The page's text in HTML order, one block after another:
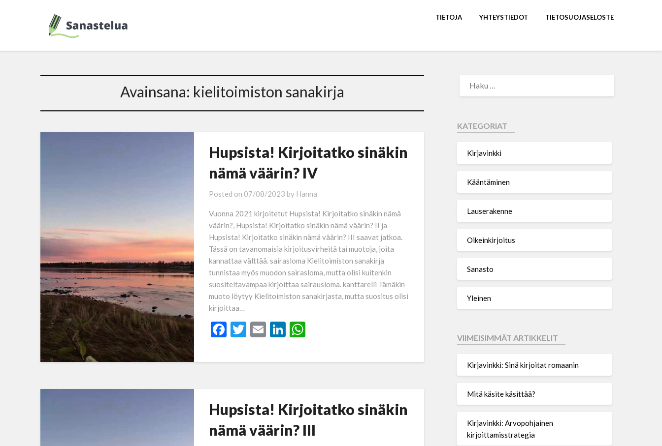
TIETOJA YHTEYSTIEDOT TIETOSUOJASELOSTE
Avainsana: kielitoimiston sanakirja
Hupsista! Kirjoitatko sinäkin
nämä väärin? IV
Posted on 07/08/2023 by Hanna
Vuonna 2021 kirjoitetut Hupsista! Kirjoitatko sinäkin nämä
väärin?, Hupsista! Kirjoitatko sinäkin nämä väärin? II ja
Hupsista! Kirjoitatko sinäkin nämä väärin? III saavat jatkoa.
Tässä on tavanomaisia kirjoitusvirheitä tai muotoja, joita
kannattaa välttää. sairasloma Kielitoimiston sanakirja
tunnistaa myös muodon sairasloma, mutta olisi kuitenkin
suositeltavampaa kirjoittaa sairausloma. kanttarelli Tämäkin
muoto löytyy Kielitoimiston sanakirjasta, mutta suositus olisi
kirjoittaa…
Facebook
Twitter
EmailLinkedIn
WhatsApp
Hupsista! Kirjoitatko sinäkin
nämä väärin? III
KATEGORIAT
Kirjavinkki
Kääntäminen
Lauserakenne
Oikeinkirjoitus
Sanasto
Yleinen
VIIMEISIMMÄT ARTIKKELIT
Kirjavinkki: Sinä kirjoitat romaanin
Mitä käsite käsittää?
Kirjavinkki: Arvopohjainen
kirjoittamisstrategia